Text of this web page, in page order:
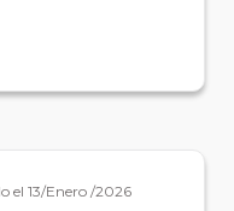
es decir, un
a
el 13/Enero /2026